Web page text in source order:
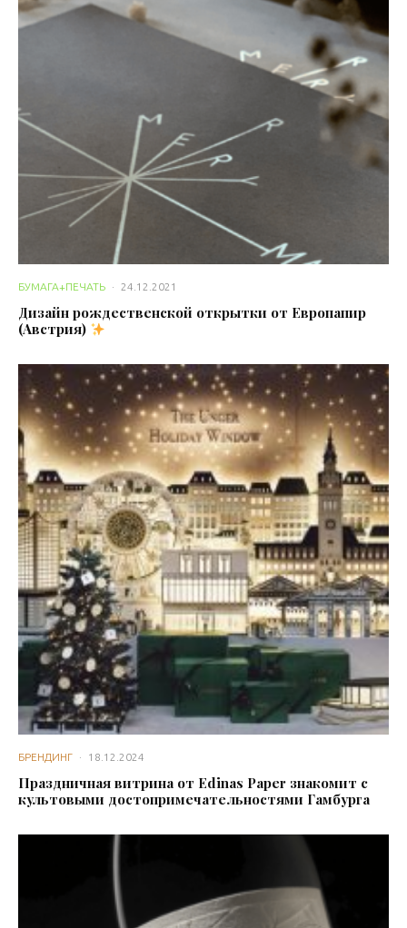
БУМАГА+ПЕЧАТЬ · 24.12.2021
Дизайн рождественской открытки от Европапир
(Австрия)
БРЕНДИНГ · 18.12.2024
Праздничная витрина от Edinas Paper знакомит с
культовыми достопримечательностями Гамбурга